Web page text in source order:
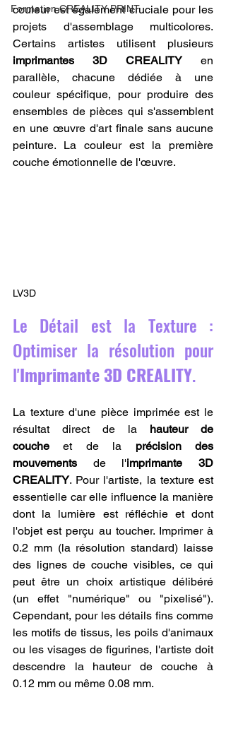
Formation CREALITY PRINT
couleur est également cruciale pour les
projets d'assemblage multicolores.
imprimantes 3D CREALITY en
parallèle, chacune dédiée à une
couleur spécifique, pour produire des
ensembles de pièces qui s'assemblent
en une œuvre d'art finale sans aucune
peinture. La couleur est la première
couche émotionnelle de l'œuvre.
LV3D
Le Détail est la Texture :
Optimiser la résolution pour
l'Imprimante 3D CREALITY.
La texture d'une pièce imprimée est le
résultat direct de la hauteur de
couche et de la précision des
mouvements de l'imprimante 3D
CREALITY. Pour l'artiste, la texture est
essentielle car elle influence la manière
dont la lumière est réfléchie et dont
l'objet est perçu au toucher. Imprimer à
0.2 mm (la résolution standard) laisse
des lignes de couche visibles, ce qui
peut être un choix artistique délibéré
(un effet "numérique" ou "pixelisé").
Cependant, pour les détails fins comme
les motifs de tissus, les poils d'animaux
ou les visages de figurines, l'artiste doit
descendre la hauteur de couche à
0.12 mm ou même 0.08 mm.